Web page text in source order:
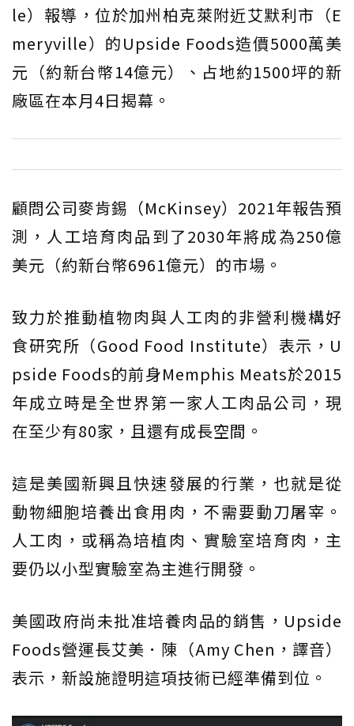
le）報導，位於加州柏克萊附近艾默利市（E
meryville）的Upside Foods造價5000萬美
元（約新台幣14億元）、占地約1500坪的新
廠區在本月4日揭幕。
顧問公司麥肯錫（McKinsey）2021年報告預
測，人工培育肉品到了2030年將成為250億
美元（約新台幣6961億元）的市場。
致力於推動植物肉與人工肉的非營利機構好
食研究所（Good Food Institute）表示，U
pside Foods的前身Memphis Meats於2015
年成立時是全世界第一家人工肉品公司，現
在至少有80家，且還有成長空間。
這是美國新興且快速發展的行業，也就是從
動物細胞培養出食用肉，不需要動刀屠宰。
人工肉，或稱為培植肉、實驗室培育肉，主
要仍以小型實驗室為主進行開發。
美國政府尚未批准培養肉品的銷售，Upside
Foods營運長艾美．陳（Amy Chen，譯音）
表示，新設施證明這項技術已經準備到位。